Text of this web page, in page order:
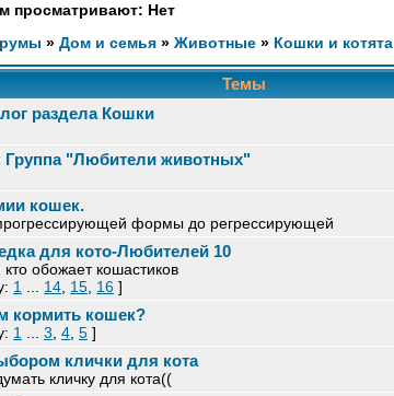
просматривают: Нет
» Дом и семья » Животные » Кошки и котята
Темы
раздела Кошки
Группа "Любители животных"
кошек.
формы до регрессирующей
для кото-Любителей 10
обожает кошастиков
1 14 15 16 ]
кормить кошек?
1 3 4 5 ]
клички для кота
кличку для кота((